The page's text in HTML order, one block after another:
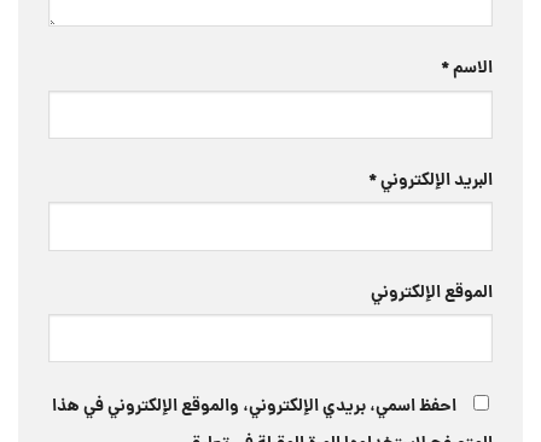
الاسم*
البريد الإلكتروني*
الموقع الإلكتروني
احفظ اسمي، بريدي الإلكتروني، والموقع الإلكتروني في هذا